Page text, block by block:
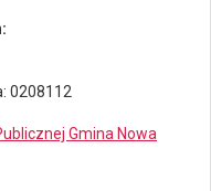
0208112
Gmina Nowa